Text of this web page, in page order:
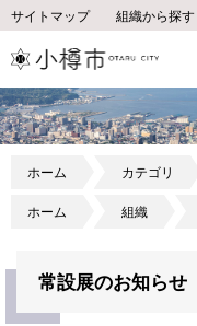
サイトマップ 組織から探す
ホーム カテゴリ
ホーム 組織
常設展のお知らせ